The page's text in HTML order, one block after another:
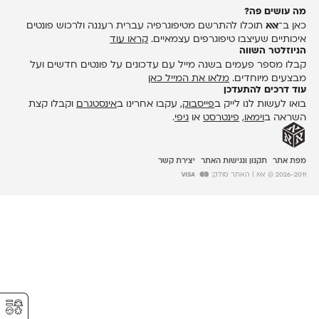
מה עושים פה?
כאן ב־אאאתוכלו להתרשם מטיפוגרפיה עברית רעננה ולרכוש פונטים
איכותיים שעיצבו טיפוגרפים עצמאיים. קראו עוד
הניוזלטר השווה
קבלו מספר פעמים בשנה מייל עם עדכונים על פונטים חדשים ועל
מבצעים מיוחדים. מלאו את המייל כאן
עוד דרכים להתעדכן
בואו לעשות לנו לייק בפייסבוק, עקבו אחרינו באינסטגרם
וקבלו קצת
השראה בוימאו , פינטרסטאו גיפי.
מפת אתר תקנון ונגישות האתר יצירת קשר
2026-2011 © אאא | האתר סולק:
⚥︎